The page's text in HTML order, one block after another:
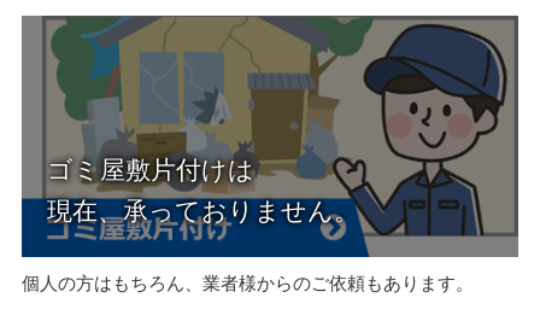
個人の方はもちろん、業者様からのご依頼もあります。